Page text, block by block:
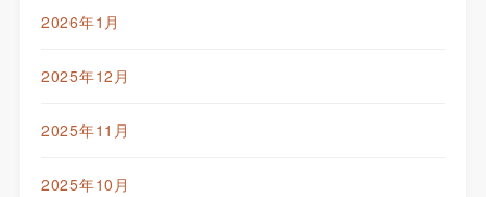
2026年1月
2025年12月
2025年11月
2025年10月